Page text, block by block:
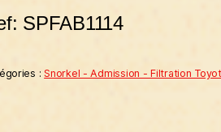
SPFAB1114
:Snorkel - Admission - Filtration